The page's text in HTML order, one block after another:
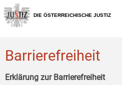
Zur
Hauptnavigation
[1]
Zum
Inhalt
[2]
Zum
Untermenü
[3]
DIE ÖSTERREICHISCHE JUSTIZ
Barrierefreiheit
Erklärung zur Barrierefreiheit